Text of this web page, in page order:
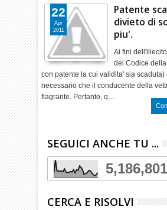
Patente
divieto di
piu'.
Ai fini
del Codice
con patente la cui validita' sia scaduta)
necessario che il conducente della
flagrante. Pertanto, q…
22
Apr
2011
SEGUICI ANCHE TU ...
5,186,801
CERCA E RISOLVI